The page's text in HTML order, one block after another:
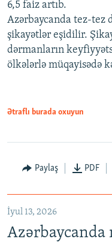
6,5 faiz artıb.
Azərbaycanda tez-tez
şikayətlər eşidilir.
dərmanların
ölkələrlə müqayisədə
Ətraflı burada oxuyun
Paylaş PDF
İyul 13, 2026